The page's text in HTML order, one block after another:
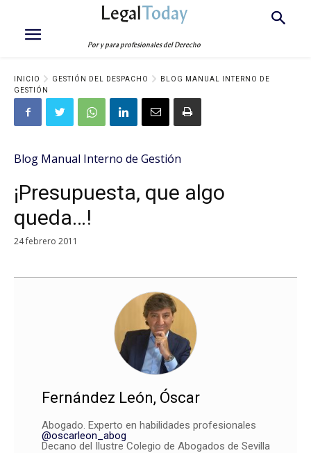
LegalToday
Por y para profesionales del Derecho
INICIO GESTIÓN DEL DESPACHO
BLOG MANUAL INTERNO DE
GESTIÓN
Blog Manual Interno de Gestión
¡Presupuesta, que algo
queda…!
24 febrero 2011
Fernández León, Óscar
Abogado. Experto en habilidades profesionales
@oscarleon_abog
Decano del Ilustre Colegio de Abogados de Sevilla